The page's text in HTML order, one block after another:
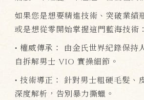
如果您是想要精進技術、突破業績
或是想從零開始掌握這門藍海技術：
• 權威傳承： 由金氏世界紀錄保
自拆解男士 VIO 實操細節。
• 技術導正： 針對男士粗硬毛髮、
深度解析，告別暴力撕蠟。